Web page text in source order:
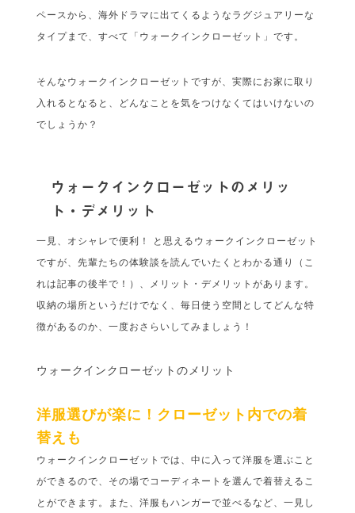
ペースから、海外ドラマに出てくるようなラグジュアリーな
タイプまで、すべて「ウォークインクローゼット」です。
そんなウォークインクローゼットですが、実際にお家に取り
入れるとなると、どんなことを気をつけなくてはいけないの
でしょうか？
ウォークインクローゼットのメリッ
ト・デメリット
一見、オシャレで便利！ と思えるウォークインクローゼット
ですが、先輩たちの体験談を読んでいたくとわかる通り（こ
れは記事の後半で！）、メリット・デメリットがあります。
収納の場所というだけでなく、毎日使う空間としてどんな特
徴があるのか、一度おさらいしてみましょう！
ウォークインクローゼットのメリット
洋服選びが楽に！クローゼット内での着
替えも
ウォークインクローゼットでは、中に入って洋服を選ぶこと
ができるので、その場でコーディネートを選んで着替えるこ
とができます。また、洋服もハンガーで並べるなど、一見し